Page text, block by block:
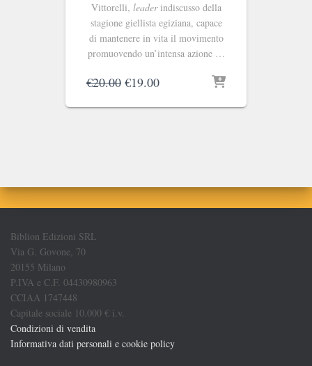
Vittorelli, leaderindiscusso della
stagione giellista egiziana, capace
di mantenere in vita il movimento
promuovendo un’intensa azione …
€20.00 Il
originale
€19.00Il
attuale
Biblion Edizioni SRL
Via G. Govone, 70
20155 Milano
P.IVA e C.F. 04430980963
CCIAA 1747448
Capitale sociale 10.000 € i.v.
Condizioni di vendita
Informativa dati personali e cookie policy